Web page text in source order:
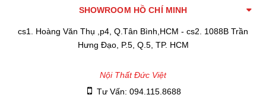
SHOWROOM HỒ CHÍ MINH
cs1. Hoàng Văn Thụ ,p4, Q.Tân Bình,HCM - cs2. 1088B Trần
Hưng Đạo, P.5, Q.5, TP. HCM
Nội Thất Đức Việt
Tư Vấn: 094.115.8688